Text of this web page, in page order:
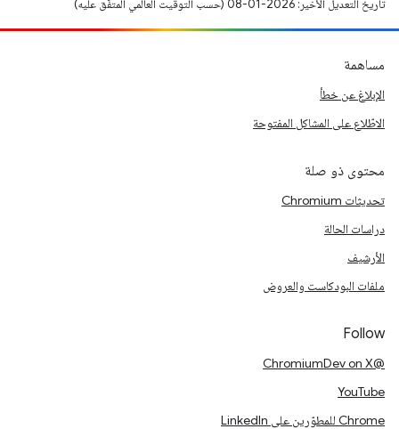
تاريخ التعديل الأخير: 2026-01-08 (حسب التوقيت العالمي المتفَّق عليه)
مساهمة
الإبلاغ عن خطأ
الاطّلاع على المشاكل المفتوحة
محتوى ذو صلة
تحديثات Chromium
دراسات الحالة
الأرشيف
ملفات البودكاست والعروض
Follow
@ChromiumDev on X
YouTube
Chrome للمطوّرين على LinkedIn